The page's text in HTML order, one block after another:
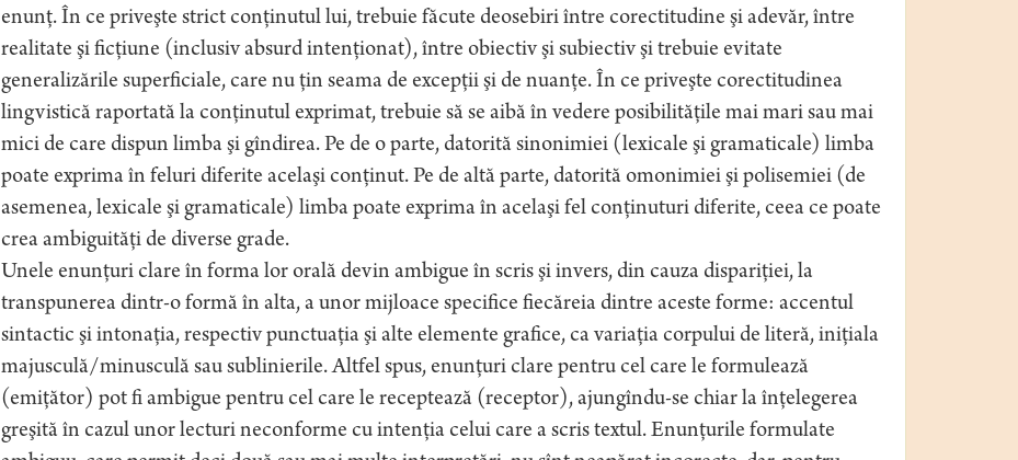
enunţ. În ce priveşte strict conţinutul lui, trebuie făcute deosebiri între corectitudine şi adevăr, între
realitate şi ficţiune (inclusiv absurd intenţionat), între obiectiv şi subiectiv şi trebuie evitate
generalizările superficiale, care nu ţin seama de excepţii şi de nuanţe. În ce priveşte corectitudinea
lingvistică raportată la conţinutul exprimat, trebuie să se aibă în vedere posibilităţile mai mari sau mai
mici de care dispun limba şi gîndirea. Pe de o parte, datorită sinonimiei (lexicale şi gramaticale) limba
poate exprima în feluri diferite acelaşi conţinut. Pe de altă parte, datorită omonimiei şi polisemiei (de
asemenea, lexicale şi gramaticale) limba poate exprima în acelaşi fel conţinuturi diferite, ceea ce poate
crea ambiguităţi de diverse grade.
Unele enunţuri clare în forma lor orală devin ambigue în scris şi invers, din cauza dispariţiei, la
transpunerea dintr-o formă în alta, a unor mijloace specifice fiecăreia dintre aceste forme: accentul
sintactic şi intonaţia, respectiv punctuaţia şi alte elemente grafice, ca variaţia corpului de literă, iniţiala
majusculă/minusculă sau sublinierile. Altfel spus, enunţuri clare pentru cel care le formulează
(emiţător) pot fi ambigue pentru cel care le receptează (receptor), ajungîndu-se chiar la înţelegerea
greşită în cazul unor lecturi neconforme cu intenţia celui care a scris textul. Enunţurile formulate